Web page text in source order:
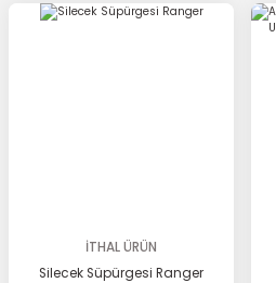
İTHAL ÜRÜN
Silecek Süpürgesi Ranger